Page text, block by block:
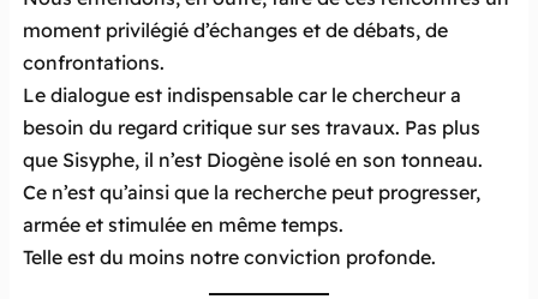
moment privilégié d’échanges et de débats, de
confrontations.
Le dialogue est indispensable car le chercheur a
besoin du regard critique sur ses travaux. Pas plus
que Sisyphe, il n’est Diogène isolé en son tonneau.
Ce n’est qu’ainsi que la recherche peut progresser,
armée et stimulée en même temps.
Telle est du moins notre conviction profonde.